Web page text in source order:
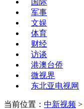
国际
军事
文娱
体育
财经
访谈
港澳台侨
微视界
东北亚电视网
当前位置： 中新视频 >